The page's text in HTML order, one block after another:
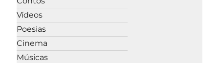
Vídeos
Poesias
Cinema
Músicas